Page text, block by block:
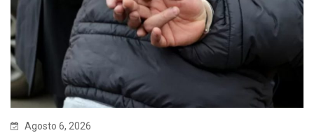
Agosto 6, 2026